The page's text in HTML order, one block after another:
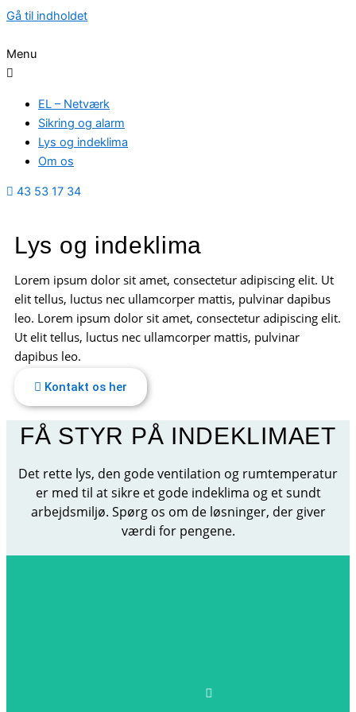
Gå til indholdet
Menu
EL – Netværk
Sikring og alarm
Lys og indeklima
Om os
43 53 17 34
Lys og indeklima
Lorem ipsum dolor sit amet, consectetur adipiscing elit. Ut
elit tellus, luctus nec ullamcorper mattis, pulvinar dapibus
leo. Lorem ipsum dolor sit amet, consectetur adipiscing elit.
Ut elit tellus, luctus nec ullamcorper mattis, pulvinar
dapibus leo.
Kontakt os her
FÅ STYR PÅ INDEKLIMAET
Det rette lys, den gode ventilation og rumtemperatur
er med til at sikre et gode indeklima og et sundt
arbejdsmiljø. Spørg os om de løsninger, der giver
værdi for pengene.
Varmepumpen cirkulerer luften i huset, hvilket giver en jævn